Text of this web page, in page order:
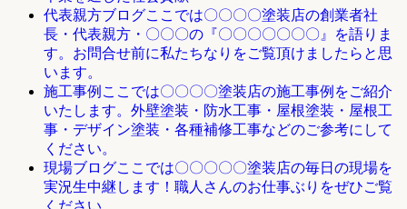
代表親方ブログここでは〇〇〇〇塗装店の創業者社
長・代表親方・〇〇〇の『〇〇〇〇〇〇〇』を語りま
す。お問合せ前に私たちなりをご覧頂けましたらと思
います。
施工事例 ここでは〇〇〇〇塗装店の施工事例をご紹介
いたします。外壁塗装・防水工事・屋根塗装・屋根工
事・デザイン塗装・各種補修工事などのご参考にして
ください。
現場ブログここでは〇〇〇〇〇塗装店の毎日の現場を
実況生中継します！職人さんのお仕事ぶりをぜひご覧